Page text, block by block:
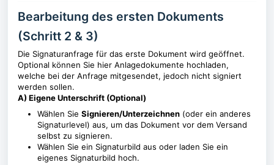
Bearbeitung des ersten Dokuments
(Schritt 2 & 3)
Die Signaturanfrage für das erste Dokument wird geöffnet.
Optional können Sie hier Anlagedokumente hochladen,
welche bei der Anfrage mitgesendet, jedoch nicht signiert
werden sollen.
A) Eigene Unterschrift (Optional)
Wählen Sie Signieren/Unterzeichnen (oder ein anderes
Signaturlevel) aus, um das Dokument vor dem Versand
selbst zu signieren.
Wählen Sie ein Signaturbild aus oder laden Sie ein
eigenes Signaturbild hoch.